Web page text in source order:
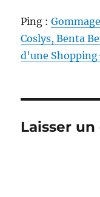
Ping :
Coslys, Benta
d'une
Laisser